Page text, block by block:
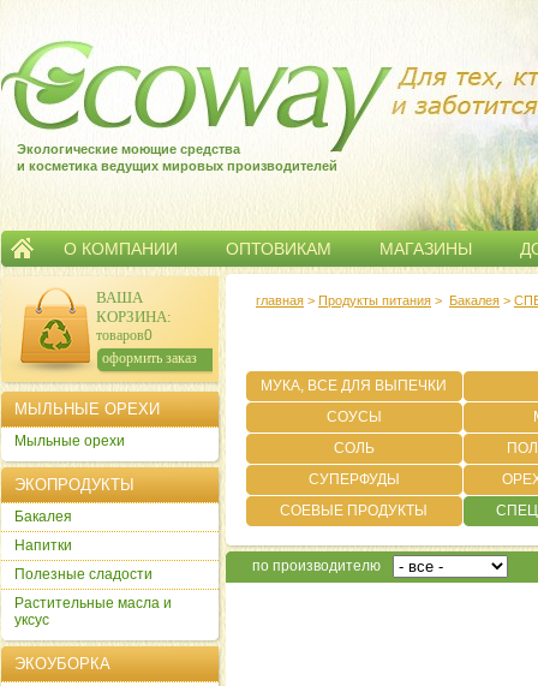
Экологические моющие средства
и косметика ведущих мировых производителей
О КОМПАНИИ ОПТОВИКАМ МАГАЗИНЫ
главная > Продукты питания > Бакалея >
МУКА, ВСЕ ДЛЯ ВЫПЕЧКИ
СОУСЫ
СОЛЬ
СУПЕРФУДЫ
СОЕВЫЕ ПРОДУКТЫ
по производителю
ВАША
КОРЗИНА:
товаров:0
сумма: 0р.
оформить заказ
МЫЛЬНЫЕ ОРЕХИ
Мыльные орехи
ЭКОПРОДУКТЫ
Бакалея
Напитки
Полезные сладости
Растительные масла и
уксус
ЭКОУБОРКА